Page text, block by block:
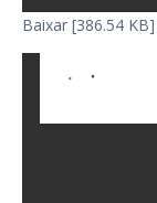
Baixar [386.54 KB]